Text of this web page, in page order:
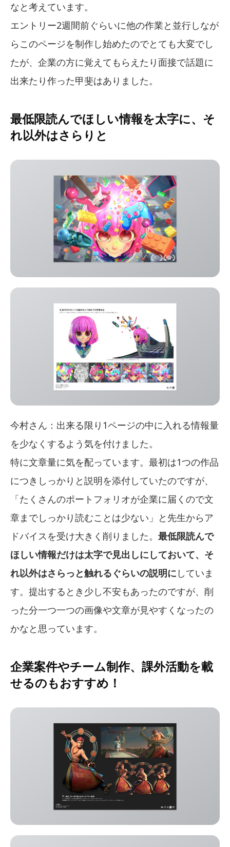
なと考えています。
エントリー2週間前ぐらいに他の作業と並行しなが
らこのページを制作し始めたのでとても大変でし
たが、企業の方に覚えてもらえたり面接で話題に
出来たり作った甲斐はありました。
最低限読んでほしい情報を太字に、そ
れ以外はさらりと
今村さん：出来る限り1ページの中に入れる情報量
を少なくするよう気を付けました。
特に文章量に気を配っています。最初は1つの作品
につきしっかりと説明を添付していたのですが、
「たくさんのポートフォリオが企業に届くので文
章までしっかり読むことは少ない」と先生からア
ドバイスを受け大きく削りました。 最低限読んで
ほしい情報だけは太字で見出しにしておいて、そ
れ以外はさらっと触れるぐらいの説明に していま
す。提出するとき少し不安もあったのですが、削
った分一つ一つの画像や文章が見やすくなったの
かなと思っています。
企業案件やチーム制作、課外活動を載
せるのもおすすめ！